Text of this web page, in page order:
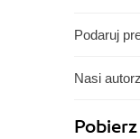
Podaruj
Nasi